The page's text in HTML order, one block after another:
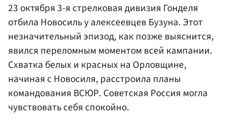
23 октября 3-я стрелковая дивизия Гонделя
отбила Новосиль у алексеевцев Бузуна. Этот
незначительный эпизод, как позже выяснится,
явился переломным моментом всей кампании.
Схватка белых и красных на Орловщине,
начиная с Новосиля, расстроила планы
командования ВСЮР. Советская Россия могла
чувствовать себя спокойно.